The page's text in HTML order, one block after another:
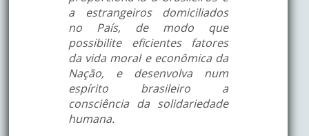
a estrangeiros domiciliados
no País, de modo que
possibilite eficientes fatores
da vida moral e econômica da
Nação, e desenvolva num
espírito brasileiro a
consciência da solidariedade
humana.